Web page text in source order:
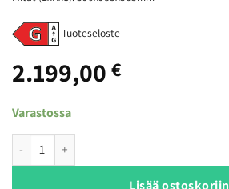
Tuoteseloste
2.199,00 €
Varastossa
Avintage AVI98PLATINUM viinikaappi määrä